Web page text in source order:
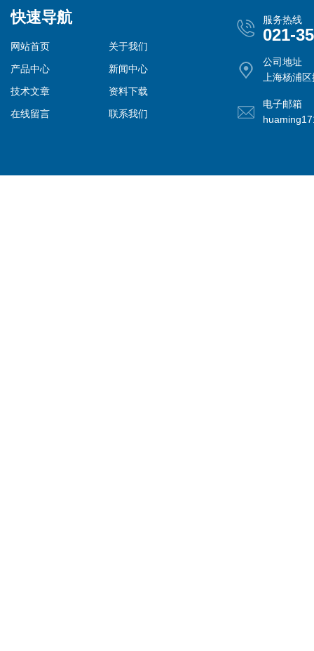
快速导航
网站首页
关于我们
产品中心
新闻中心
技术文章
资料下载
在线留言
联系我们
服务热线
021-
公司地址
上海杨浦
电子邮箱